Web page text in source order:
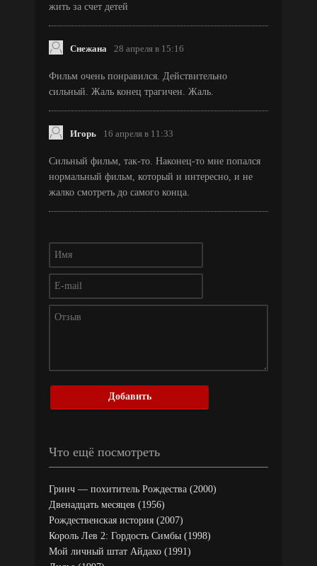
жить за счет детей
Снежана 28 апреля в 15:16
Фильм очень понравился. Действительно
сильный. Жаль конец трагичен. Жаль.
Игорь 16 апреля в 11:33
Сильный фильм, так-то. Наконец-то мне попался
нормальный фильм, который и интересно, и не
жалко смотреть до самого конца.
Добавить
Что ещё посмотреть
Гринч — похититель Рождества (2000)
Двенадцать месяцев (1956)
Рождественская история (2007)
Король Лев 2: Гордость Симбы (1998)
Мой личный штат Айдахо (1991)